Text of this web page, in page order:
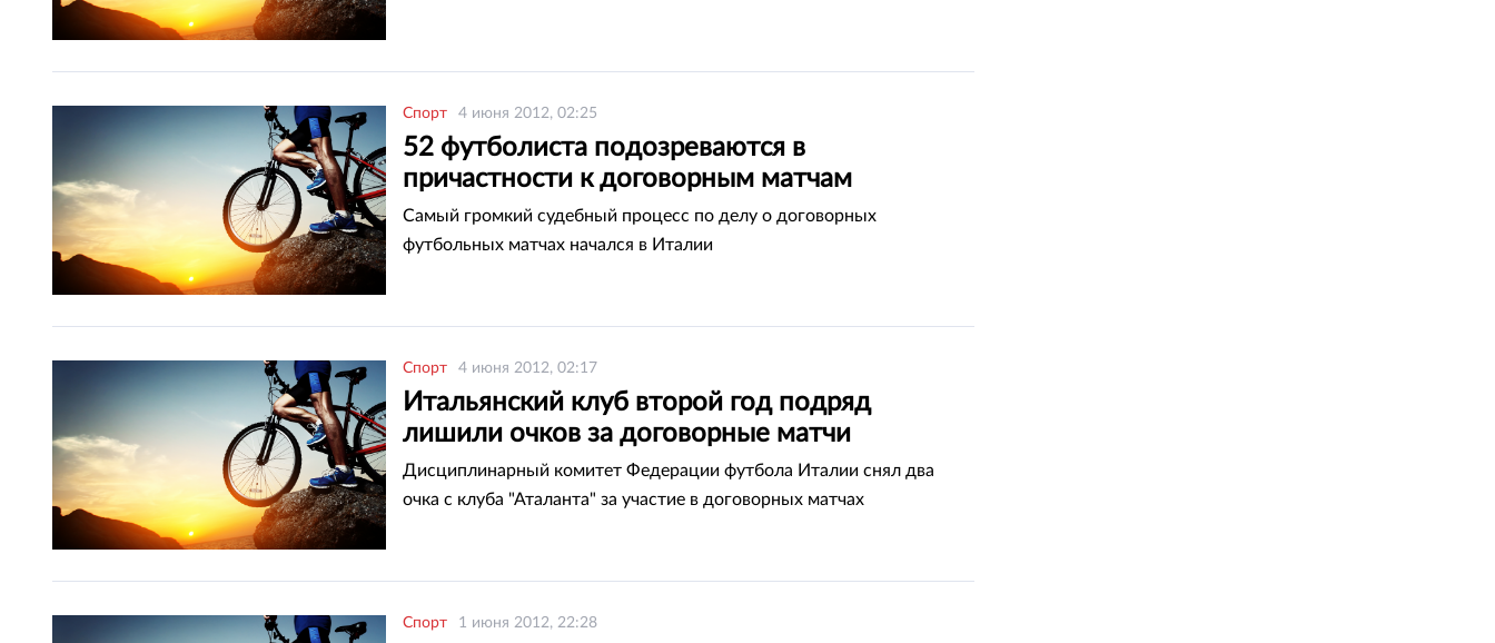
Спорт 4 июня 2012, 02:25
52 футболиста подозреваются в
причастности к договорным матчам
Самый громкий судебный процесс по делу о договорных
футбольных матчах начался в Италии
Спорт 4 июня 2012, 02:17
Итальянский клуб второй год подряд
лишили очков за договорные матчи
Дисциплинарный комитет Федерации футбола Италии снял два
очка с клуба "Аталанта" за участие в договорных матчах
Спорт 1 июня 2012, 22:28